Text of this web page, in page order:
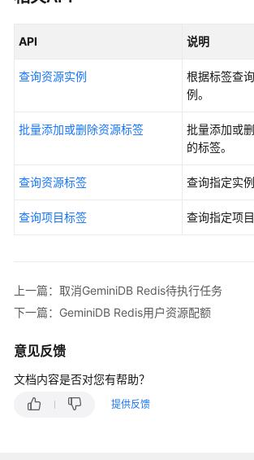
移
例
更
数
据
份
数
据
API 说明
查询资源实例
根据标签查
例。
批量添加或删除资源标签
批量添加或
的标签。
查询资源标签 查询指定实
查询项目标签 查询指定项
上一篇：取消GeminiDB Redis待执行任务
下一篇：GeminiDB Redis用户资源配额
意见反馈
文档内容是否对您有帮助？
提供反馈